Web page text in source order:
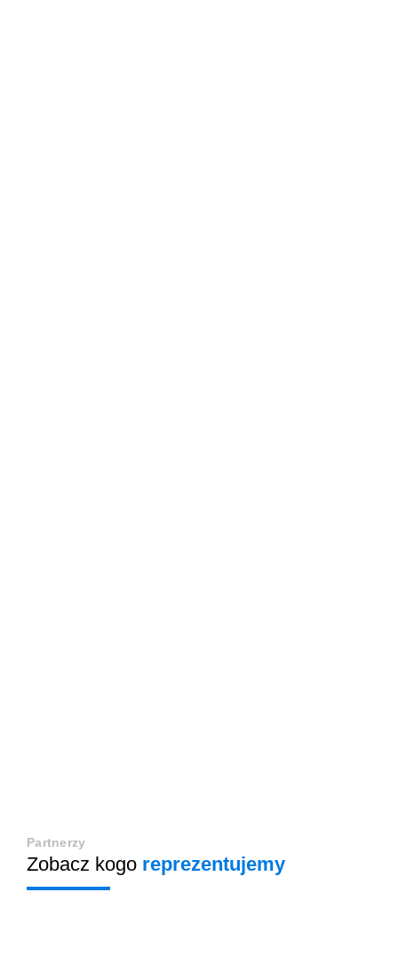
Partnerzy
Zobacz kogo reprezentujemy